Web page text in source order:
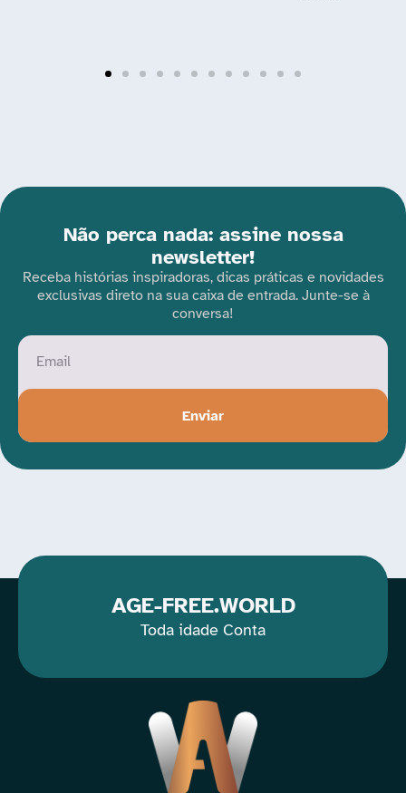
Não perca nada: assine nossa
newsletter!
Receba histórias inspiradoras, dicas práticas e novidades
exclusivas direto na sua caixa de entrada. Junte-se à
conversa!
Enviar
AGE-FREE.WORLD
Toda idade Conta